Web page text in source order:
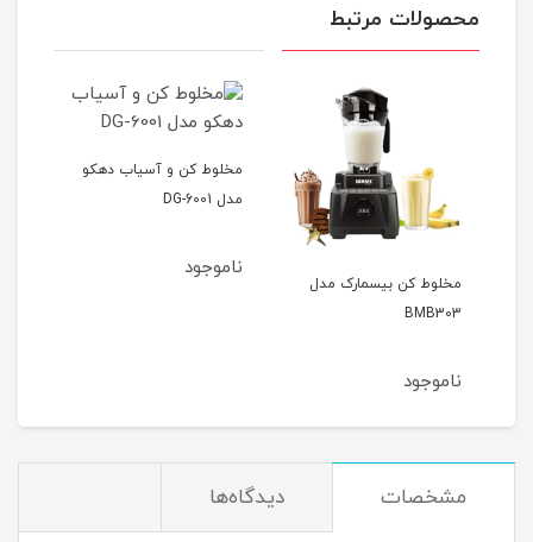
محصولات مرتبط
مخلوط‌ کن بیسمارک مدل
BMB303
ناموجود
مخلوط کن و آسیاب دهکو
مدل DG-6001
ناموجود
مشخصات دیدگاه‌ها